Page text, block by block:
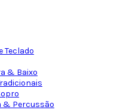
Teclado
& Baixo
& Percussão